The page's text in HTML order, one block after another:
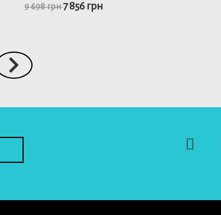
9 698 грн7 856 грн